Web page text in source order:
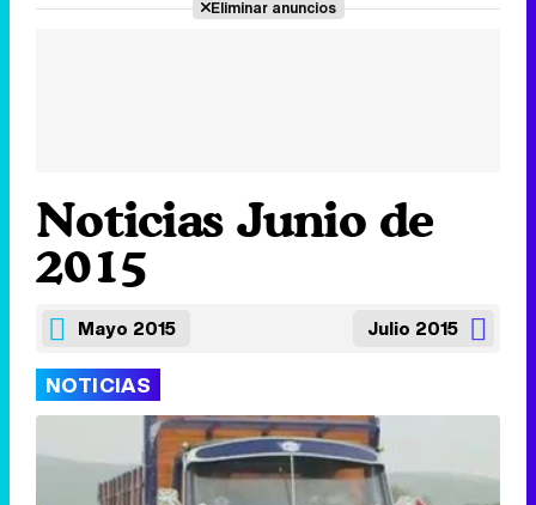
Eliminar anuncios
Noticias Junio de
2015
Mayo 2015 Julio 2015
NOTICIAS